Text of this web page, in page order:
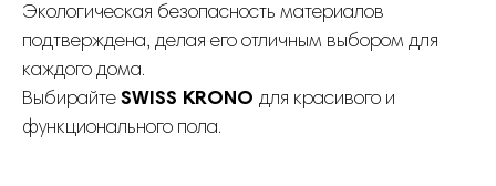
Экологическая безопасность материалов
подтверждена, делая его отличным выбором для
каждого дома.
Выбирайте SWISS KRONO для красивого и
функционального пола.
КОНТАКТЫ